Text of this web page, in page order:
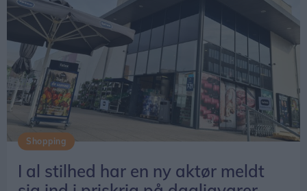
Shopping
I al stilhed har en ny aktør meldt